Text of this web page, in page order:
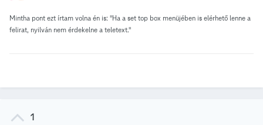
Mintha pont ezt írtam volna én is: "Ha a set top box menüjében is elérhető lenne a
felirat, nyilván nem érdekelne a teletext."
1